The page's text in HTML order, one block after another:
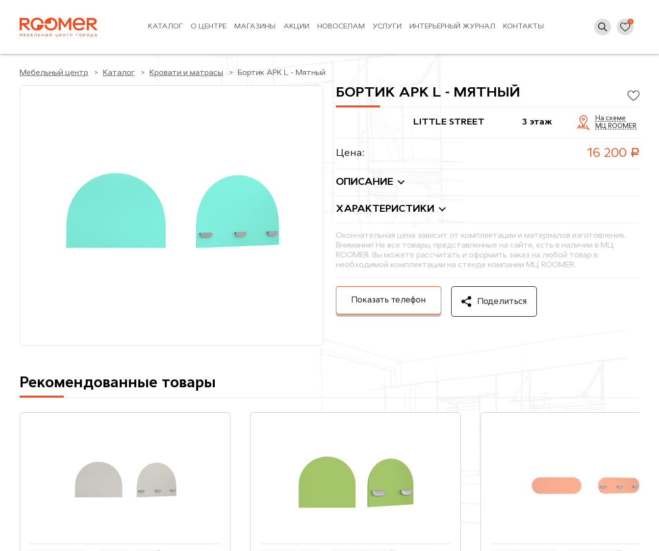
КАТАЛОГ О ЦЕНТРЕ МАГАЗИНЫ АКЦИИ НОВОСЕЛАМ УСЛУГИ ИНТЕРЬЕРНЫЙ ЖУРНАЛ КОНТАКТЫ
Мебельный центр Каталог Кровати и матрасы Бортик АРК L - Мятный
БОРТИК АРК L - МЯТНЫЙ
LITTLE STREET 3 этаж
На схеме
МЦ ROOMER
Цена: 16 200 руб.
ОПИСАНИЕ
ХАРАКТЕРИСТИКИ
Окончательная цена зависит от комплектации и материалов изготовления.
Внимание! Не все товары, представленные на сайте, есть в наличии в МЦ
ROOMER. Вы можете рассчитать и оформить заказ на любой товар в
необходимой комплектации на стенде компании МЦ ROOMER.
Показать телефон Поделиться
Рекомендованные товары